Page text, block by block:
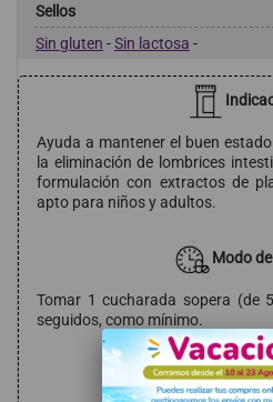
Sellos
Sin gluten -Sin lactosa -
Ayuda a mantener el buen
la eliminación de lombrices
formulación con extractos de
apto para niños y adultos.
Modo
Tomar 1 cucharada sopera
seguidos, como mínimo.
.